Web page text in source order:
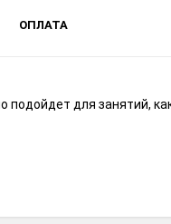
ОПЛАТА
подойдет для занятий,